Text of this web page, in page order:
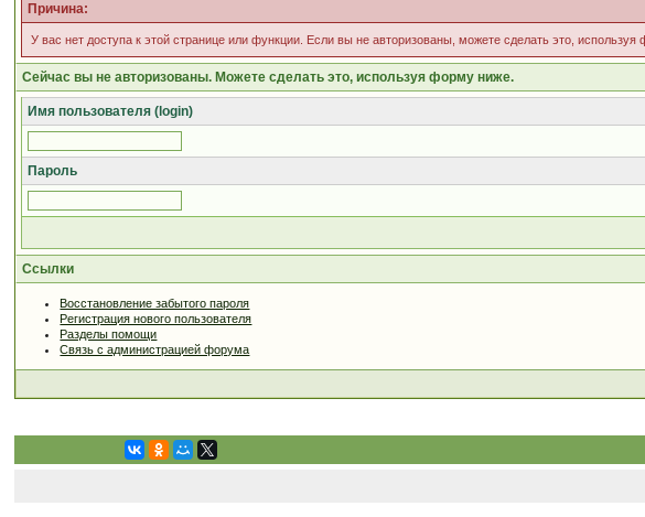
Причина:
У вас нет доступа к этой странице или функции. Если вы не авторизованы, можете сделать это,
Сейчас вы не авторизованы. Можете сделать это, используя форму ниже.
Имя пользователя (login)
Пароль
Ссылки
Восстановление забытого пароля
Регистрация нового пользователя
Разделы помощи
Связь с администрацией форума